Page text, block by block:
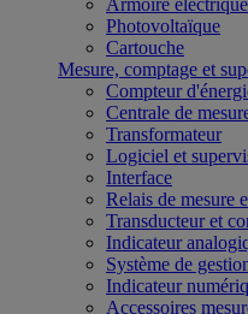
Armoire électrique
Photovoltaïque
Cartouche
Mesure, comptage et
Compteur
Centrale de
Transformateur
Logiciel et
Interface
Relais de mesure
Transducteur et
Indicateur
Système de
Indicateur
Accessoires